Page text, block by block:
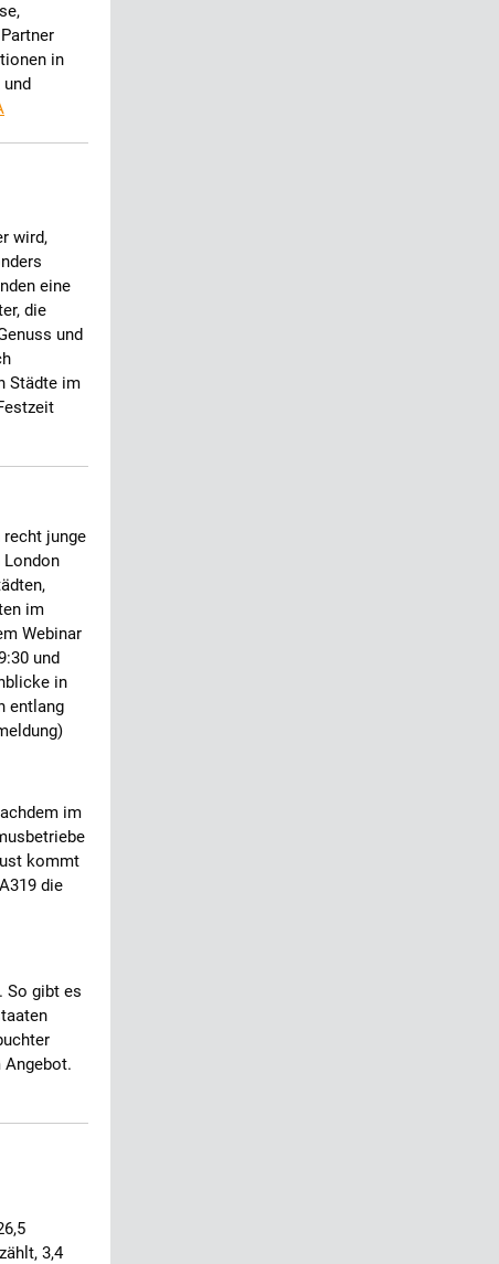
in
und
wird,
eine
die
und
Städte im
recht junge
im
Webinar
und
in
entlang
im
kommt
die
So gibt es
Angebot.
3,4